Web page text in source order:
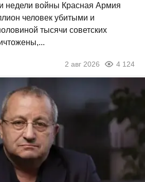
недели войны Красная Армия
человек убитыми и
тысячи советских
2 авг 2026 4 124